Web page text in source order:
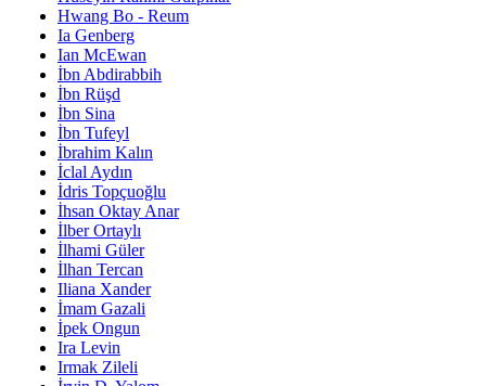
Hwang Bo - Reum
Ia Genberg
Ian McEwan
İbn Abdirabbih
İbn Rüşd
İbn Sina
İbn Tufeyl
İbrahim Kalın
İclal Aydın
İdris Topçuoğlu
İhsan Oktay Anar
İlber Ortaylı
İlhami Güler
İlhan Tercan
Iliana Xander
İmam Gazali
İpek Ongun
Ira Levin
Irmak Zileli